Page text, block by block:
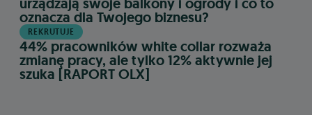
oznacza dla Twojego biznesu?
REKRUTUJE
44% pracowników white collar rozważa
zmianę pracy, ale tylko 12% aktywnie jej
szuka [RAPORT OLX]